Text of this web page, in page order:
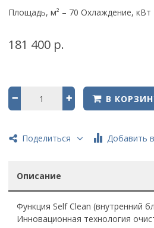
Площадь, м² – 70 Охлаждение, кВт
181 400 р.
В
Поделиться Добавить
Описание
Функция Self Clean (внутренний
Инновационная технология